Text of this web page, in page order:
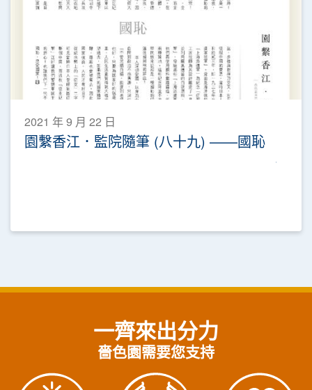
2021 年 9 月 22 日
園繫香江．監院隨筆 (八十九) ——國恥
一齊來出分力
嗇色園需要您支持